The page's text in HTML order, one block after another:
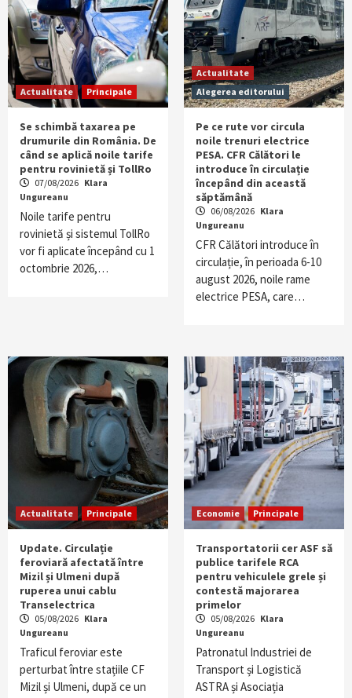
Actualitate Principale
Se schimbă taxarea pe
drumurile din România. De
când se aplică noile tarife
pentru rovinietă și TollRo
07/08/2026 Klara
Ungureanu
Noile tarife pentru
rovinietă și sistemul TollRo
vor fi aplicate începând cu 1
octombrie 2026,…
Actualitate
Alegerea editorului
Pe ce rute vor circula
noile trenuri electrice
PESA. CFR Călători le
introduce în circulație
începând din această
săptămână
06/08/2026 Klara
Ungureanu
CFR Călători introduce în
circulație, în perioada 6-10
august 2026, noile rame
electrice PESA, care…
Actualitate Principale
Update. Circulație
feroviară afectată între
Mizil și Ulmeni după
ruperea unui cablu
Transelectrica
05/08/2026 Klara
Ungureanu
Traficul feroviar este
perturbat între stațiile CF
Mizil și Ulmeni, după ce un
Economie Principale
Transportatorii cer ASF să
publice tarifele RCA
pentru vehiculele grele și
contestă majorarea
primelor
05/08/2026 Klara
Ungureanu
Patronatul Industriei de
Transport și Logistică
ASTRA și Asociația